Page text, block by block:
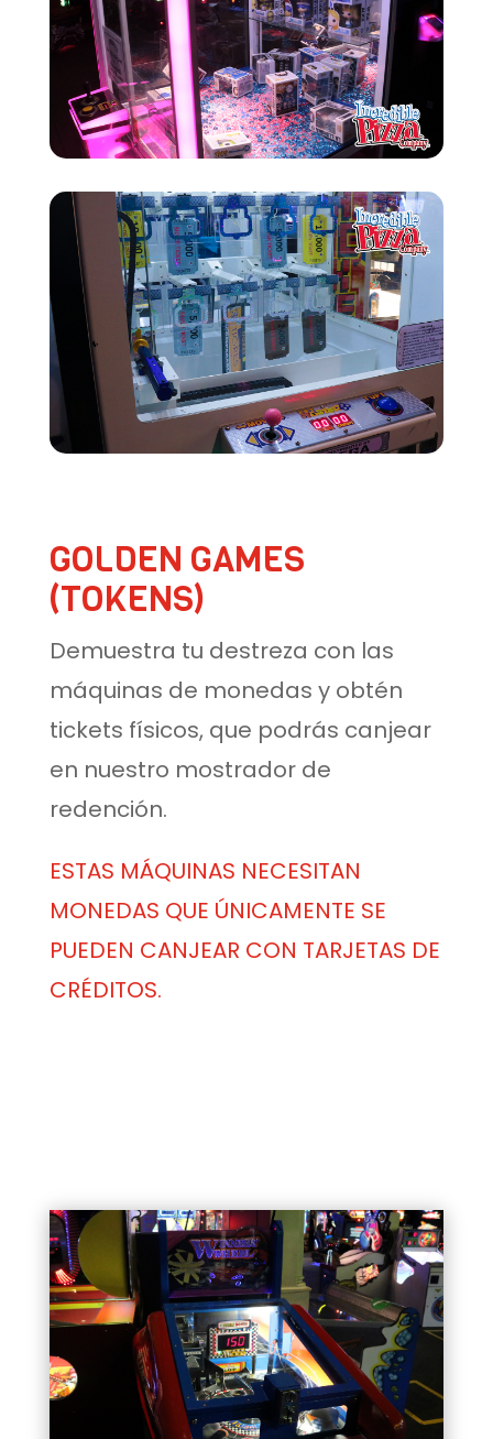
GOLDEN GAMES
(TOKENS)
Demuestra tu destreza con las
máquinas de monedas y obtén
tickets físicos, que podrás canjear
en nuestro mostrador de
redención.
ESTAS MÁQUINAS NECESITAN
MONEDAS QUE ÚNICAMENTE SE
PUEDEN CANJEAR CON TARJETAS DE
CRÉDITOS.